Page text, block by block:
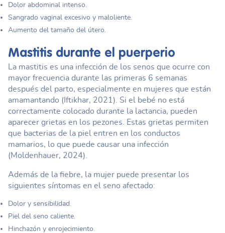
Dolor abdominal intenso.
Sangrado vaginal excesivo y maloliente.
Aumento del tamaño del útero.
Mastitis durante el puerperio
La mastitis es una infección de los senos que ocurre con
mayor frecuencia durante las primeras 6 semanas
después del parto, especialmente en mujeres que están
amamantando (Iftikhar, 2021). Si el bebé no está
correctamente colocado durante la lactancia, pueden
aparecer grietas en los pezones. Estas grietas permiten
que bacterias de la piel entren en los conductos
mamarios, lo que puede causar una infección
(Moldenhauer, 2024).
Además de la fiebre, la mujer puede presentar los
siguientes síntomas en el seno afectado:
Dolor y sensibilidad.
Piel del seno caliente.
Hinchazón y enrojecimiento.